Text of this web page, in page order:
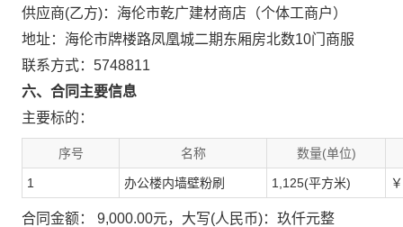
供应商(乙方)：海伦市乾广建材商店（个体工商户）
地址：海伦市牌楼路凤凰城二期东厢房北数10门商服
联系方式：5748811
六、合同主要信息
主要标的：
序号 名称 数量(单位)
1 办公楼内墙壁粉刷 1,125(平方米)
合同金额： 9,000.00元，大写(人民币)：玖仟元整